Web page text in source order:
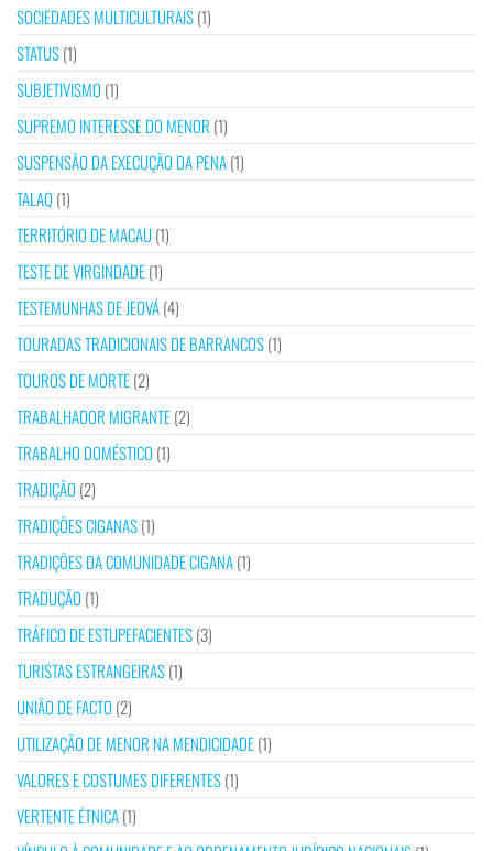
SOCIEDADES MULTICULTURAIS(1)
STATUS(1)
SUBJETIVISMO (1)
SUPREMO INTERESSE DO MENOR (1)
SUSPENSÃO DA EXECUÇÃO DA PENA(1)
TALAQ(1)
TERRITÓRIO DE MACAU(1)
TESTE DE VIRGINDADE(1)
TESTEMUNHAS DE JEOVÁ(4)
TOURADAS TRADICIONAIS DE BARRANCOS(1)
TOUROS DE MORTE(2)
TRABALHADOR MIGRANTE(2)
TRABALHO DOMÉSTICO (1)
TRADIÇÃO (2)
TRADIÇÕES CIGANAS(1)
TRADIÇÕES DA COMUNIDADE CIGANA(1)
TRADUÇÃO (1)
TRÁFICO DE ESTUPEFACIENTES(3)
TURISTAS ESTRANGEIRAS(1)
UNIÃO DE FACTO (2)
UTILIZAÇÃO DE MENOR NA MENDICIDADE(1)
VALORES E COSTUMES DIFERENTES(1)
VERTENTE ÉTNICA(1)